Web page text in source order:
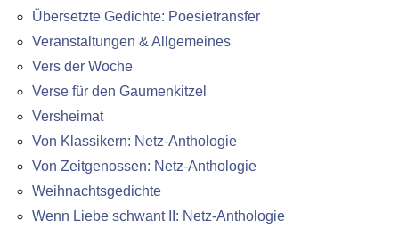
Übersetzte Gedichte: Poesietransfer
Veranstaltungen & Allgemeines
Vers der Woche
Verse für den Gaumenkitzel
Versheimat
Von Klassikern: Netz-Anthologie
Von Zeitgenossen: Netz-Anthologie
Weihnachtsgedichte
Wenn Liebe schwant II: Netz-Anthologie